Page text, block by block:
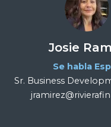
Josie
Se habla
Sr. Business